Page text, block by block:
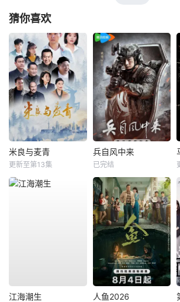
猜你喜欢
米良与麦青
更新至第13集
兵自风中来
已完结
江海潮生 人鱼2026